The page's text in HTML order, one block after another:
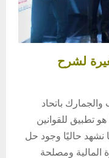
لشرح
باتحاد
تطبيق للقوانين
نشهد حاليًا وجود حل
المالية ومصلحة